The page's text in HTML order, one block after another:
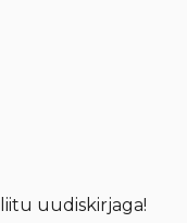
uudiskirjaga!